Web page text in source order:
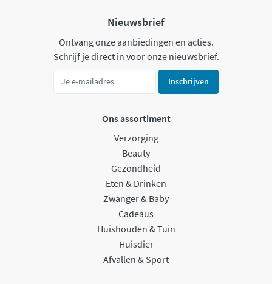
Nieuwsbrief
Ontvang onze aanbiedingen en acties.
Schrijf je direct in voor onze nieuwsbrief.
Inschrijven
Ons assortiment
Verzorging
Beauty
Gezondheid
Eten & Drinken
Zwanger & Baby
Cadeaus
Huishouden & Tuin
Huisdier
Afvallen & Sport